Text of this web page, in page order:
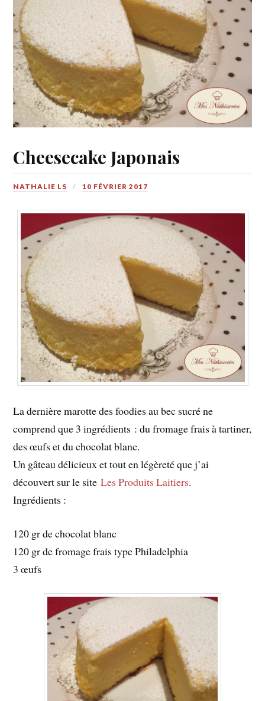
Cheesecake Japonais
NATHALIE LS 10 FÉVRIER 2017
La dernière marotte des foodies au bec sucréne
comprend que 3 ingrédients : du fromage frais à tartiner,
des œufs et du chocolat blanc.
Un gâteau délicieux et tout en légèreté que j’ai
découvert sur le siteLes Produits Laitiers.
Ingrédients :
120 gr de chocolat blanc
120 gr de fromage frais type Philadelphia
3 œufs